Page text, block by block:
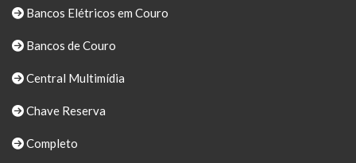
Bancos Elétricos em Couro
Bancos de Couro
Central Multimídia
Chave Reserva
Completo